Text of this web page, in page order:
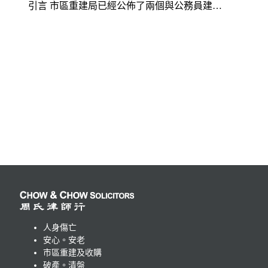
引言 市區重建局已經公佈了兩個與公務員建…
人身傷亡
安心。安老
市區重建及收購
破產。清盤